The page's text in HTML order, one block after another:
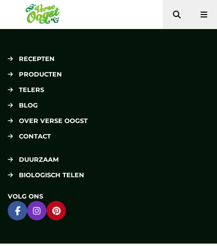
Verse Oogst
Zoeken
RECEPTEN
PRODUCTEN
TELERS
BLOG
OVER VERSE OOGST
CONTACT
DUURZAAM
BIOLOGISCH TELEN
VOLG ONS
Ga naar Facebook
Ga naar Instagram
Ga naar Pinterest